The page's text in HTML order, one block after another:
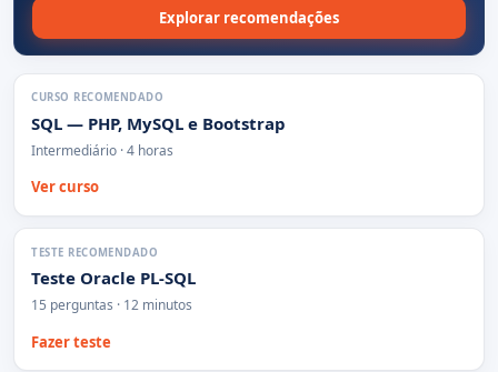
Explorar recomendações
CURSO RECOMENDADO
SQL — PHP, MySQL e Bootstrap
Intermediário · 4 horas
Ver curso
TESTE RECOMENDADO
Teste Oracle PL-SQL
15 perguntas · 12 minutos
Fazer teste